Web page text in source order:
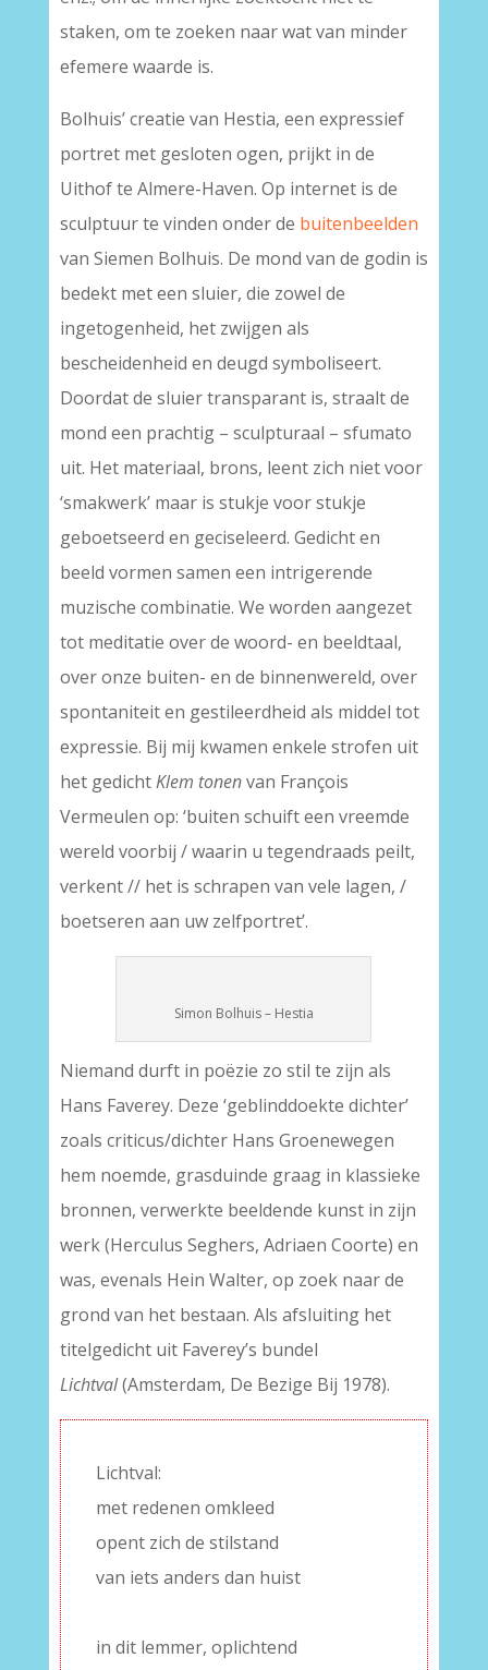
staken, om te zoeken naar wat van minder
efemere waarde is.
Bolhuis’ creatie van Hestia, een expressief
portret met gesloten ogen, prijkt in de
Uithof te Almere-Haven. Op internet is de
sculptuur te vinden onder de buitenbeelden
van Siemen Bolhuis. De mond van de godin is
bedekt met een sluier, die zowel de
ingetogenheid, het zwijgen als
bescheidenheid en deugd symboliseert.
Doordat de sluier transparant is, straalt de
mond een prachtig – sculpturaal – sfumato
uit. Het materiaal, brons, leent zich niet voor
‘smakwerk’ maar is stukje voor stukje
geboetseerd en geciseleerd. Gedicht en
beeld vormen samen een intrigerende
muzische combinatie. We worden aangezet
tot meditatie over de woord- en beeldtaal,
over onze buiten- en de binnenwereld, over
spontaniteit en gestileerdheid als middel tot
expressie. Bij mij kwamen enkele strofen uit
het gedichtKlem tonenvan François
Vermeulen op: ‘buiten schuift een vreemde
wereld voorbij / waarin u tegendraads peilt,
verkent // het is schrapen van vele lagen, /
boetseren aan uw zelfportret’.
Simon Bolhuis – Hestia
Niemand durft in poëzie zo stil te zijn als
Hans Faverey. Deze ‘geblinddoekte dichter’
zoals criticus/dichter Hans Groenewegen
hem noemde, grasduinde graag in klassieke
bronnen, verwerkte beeldende kunst in zijn
werk (Herculus Seghers, Adriaen Coorte) en
was, evenals Hein Walter, op zoek naar de
grond van het bestaan. Als afsluiting het
titelgedicht uit Faverey’s bundel
Lichtval(Amsterdam, De Bezige Bij 1978).
Lichtval:
met redenen omkleed
opent zich de stilstand
van iets anders dan huist
in dit lemmer, oplichtend